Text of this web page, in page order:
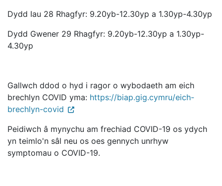
Dydd Iau 28 Rhagfyr: 9.20yb-12.30yp a 1.30yp-4.30yp
Dydd Gwener 29 Rhagfyr: 9.20yb-12.30yp a 1.30yp-
4.30yp
Gallwch ddod o hyd i ragor o wybodaeth am eich
brechlyn COVID yma: https://biap.gig.cymru/eich-
brechlyn-covid
Peidiwch â mynychu am frechiad COVID-19 os ydych
yn teimlo'n sâl neu os oes gennych unrhyw
symptomau o COVID-19.